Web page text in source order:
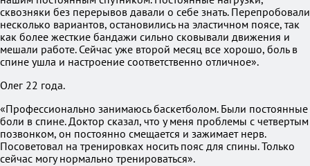
сквозняки без перерывов давали о себе знать. Перепробовали
несколько вариантов, остановились на эластичном поясе, так
как более жесткие бандажи сильно сковывали движения и
мешали работе. Сейчас уже второй месяц все хорошо, боль в
спине ушла и настроение соответственно отличное».
Олег 22 года.
«Профессионально занимаюсь баскетболом. Были постоянные
боли в спине. Доктор сказал, что у меня проблемы с четвертым
позвонком, он постоянно смещается и зажимает нерв.
Посоветовал на тренировках носить пояс для спины. Только
сейчас могу нормально тренироваться».